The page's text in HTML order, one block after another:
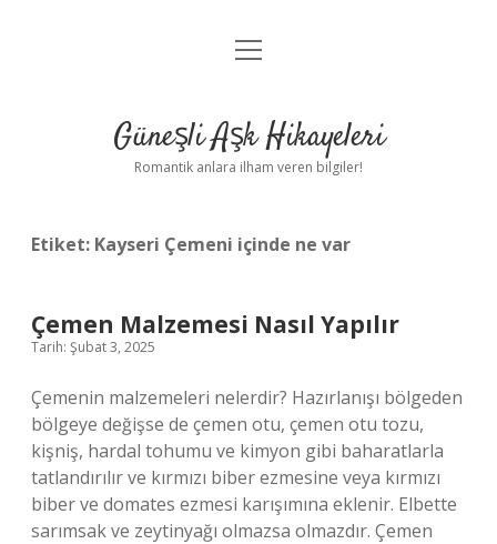
Anasayfa
Yasal Uyarı
menüyü
Güneşli Aşk Hikayeleri
Romantik anlara ilham veren bilgiler!
Etiket: Kayseri Çemeni içinde ne var
Çemen Malzemesi Nasıl Yapılır
Tarih: Şubat 3, 2025
Çemenin malzemeleri nelerdir? Hazırlanışı bölgeden
bölgeye değişse de çemen otu, çemen otu tozu,
kişniş, hardal tohumu ve kimyon gibi baharatlarla
tatlandırılır ve kırmızı biber ezmesine veya kırmızı
biber ve domates ezmesi karışımına eklenir. Elbette
sarımsak ve zeytinyağı olmazsa olmazdır. Çemen